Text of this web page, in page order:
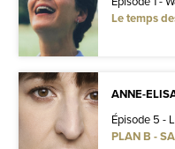
ANNE-
Épisode 5 -
PLAN B -